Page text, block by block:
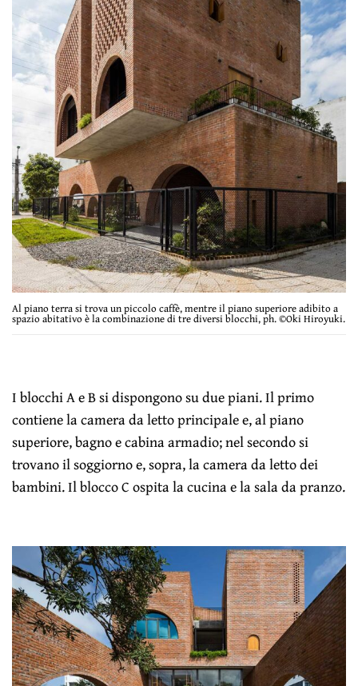
Al piano terra si trova un piccolo caffè, mentre il piano superiore adibito a
spazio abitativo è la combinazione di tre diversi blocchi, ph. ©Oki Hiroyuki.
I blocchi A e B si dispongono su due piani. Il primo
contiene la camera da letto principale e, al piano
superiore, bagno e cabina armadio; nel secondo si
trovano il soggiorno e, sopra, la camera da letto dei
bambini. Il blocco C ospita la cucina e la sala da pranzo.